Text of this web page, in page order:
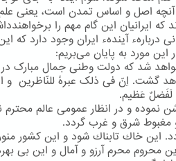
اصل و اساس تمدن است، یعنی
كه ایرانیان این گام مهم را
دربارهء آیندهء ایران وجود دارد كه
این مورد به پایان می‌بریم:
شد که دولت وطنی جمال مبارک
گشت. اِنّ فی ذلک عبرهً للنّاظرین و
عَظیم.
نموده و در انظار عمومی عالم
مغبوط شرق و غرب گردد.
این خاك تابناك شود و این كشور
محروم محرم آرزو و آمال و این بی